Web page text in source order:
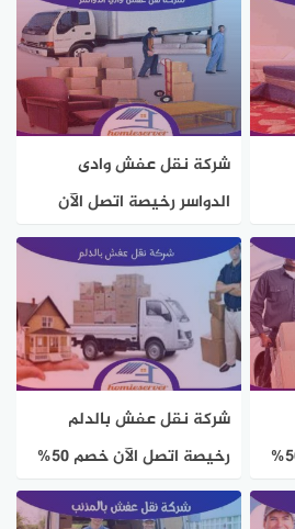
شركة نقل عفش وادى
الدواسر رخيصة اتصل الآن
خصم 50% هوم سيرفر
رخيصة اتصل الآن خصم 50%
شركة نقل عفش بالدلم
رخيصة اتصل الآن خصم 50%
هوم سيرفر